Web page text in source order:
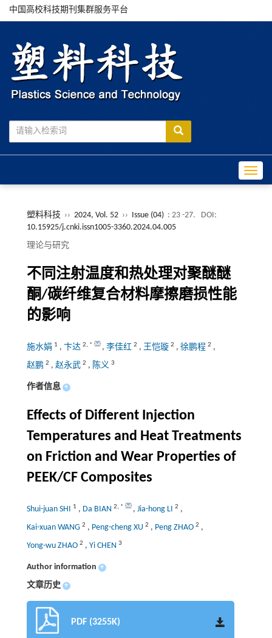
中国高校科技期刊集群服务平台
塑料科技 ›› 2024, Vol. 52 ›› Issue (04) : 23 -27.
DOI:
10.15925/j.cnki.issn1005-3360.2024.04.005
理论与研究
不同注射温度和热处理对聚醚醚
酮/碳纤维复合材料摩擦磨损性能
的影响
施水娟 1 , 卞达 2, * , 李佳红 2 , 王恺璇 2 , 徐鹏程 2 ,
赵鹏 2 , 赵永武 2 , 陈义 3
作者信息 +
Effects of Different Injection
Temperatures and Heat Treatments
on Friction and Wear Properties of
PEEK/CF Composites
Shui-juan SHI 1 , Da BIAN 2, * , Jia-hong LI 2 ,
Kai-xuan WANG 2 , Peng-cheng XU 2 , Peng ZHAO 2 ,
Yong-wu ZHAO 2 , Yi CHEN 3
Author information +
文章历史 +
PDF (3255K)